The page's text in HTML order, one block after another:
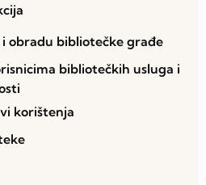
obradu bibliotečke građe
bibliotečkih usluga i
korištenja